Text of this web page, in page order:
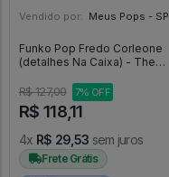
Vendido por: Meus Pops - SP
Funko Pop Fredo Corleone
(detalhes Na Caixa) - The
R$ 127,00
7% OFF
R$ 118,11
4x R$ 29,53 sem juros
Frete Grátis